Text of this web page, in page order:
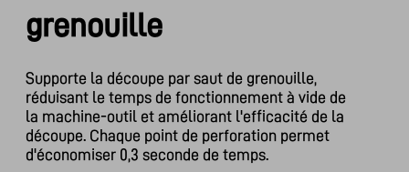
grenouille
Supporte la découpe par saut de grenouille,
réduisant le temps de fonctionnement à vide de
la machine-outil et améliorant l'efficacité de la
découpe. Chaque point de perforation permet
d'économiser 0,3 seconde de temps.